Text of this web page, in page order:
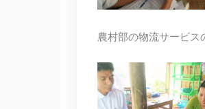
農村部の物流サービス